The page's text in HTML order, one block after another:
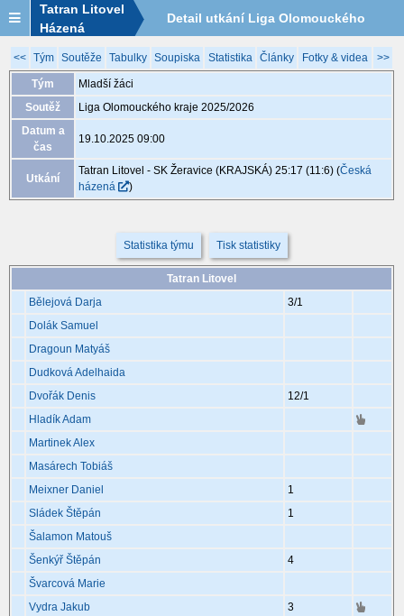
Tatran Litovel
Házená
Detail utkání Liga Olomouckého
kraje 2025/2026, MLA022, 19.10.
<< Tým Soutěže Tabulky Soupiska Statistika Články Fotky & videa >>
Tým
Mladší žáci
Soutěž
Liga Olomouckého kraje 2025/2026
Datum a
čas
19.10.2025 09:00
Utkání
Tatran Litovel - SK Žeravice (KRAJSKÁ) 25:17 (11:6)(Česká
házená
)
Statistika týmu Tisk statistiky
Tatran Litovel
Bělejová Darja
3/1
Dolák Samuel
Dragoun Matyáš
Dudková Adelhaida
Dvořák Denis
12/1
Hladík Adam
Martinek Alex
Masárech Tobiáš
Meixner Daniel
1
Sládek Štěpán
1
Šalamon Matouš
Šenkýř Štěpán
4
Švarcová Marie
Vydra Jakub
3